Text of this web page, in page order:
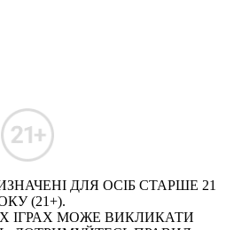
ДЛЯ ОСІБ СТАРШЕ 21
(21+).
ІГРАХ МОЖЕ ВИКЛИКАТИ